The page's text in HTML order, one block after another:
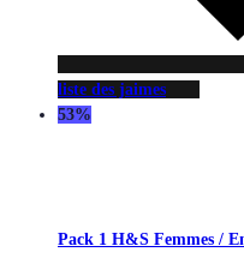
liste des jaimes
53%
Pack 1 H&S Femmes /